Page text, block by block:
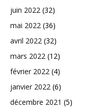
juin 2022 (32)
mai 2022 (36)
avril 2022 (32)
mars 2022 (12)
février 2022 (4)
janvier 2022 (6)
décembre 2021 (5)